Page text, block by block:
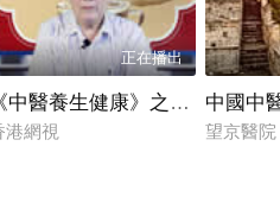
展大會_楊森_解鎖肌肉系統
正在播出
《中醫養生健康》之梁定光談燕
港網視
中國中
望京醫